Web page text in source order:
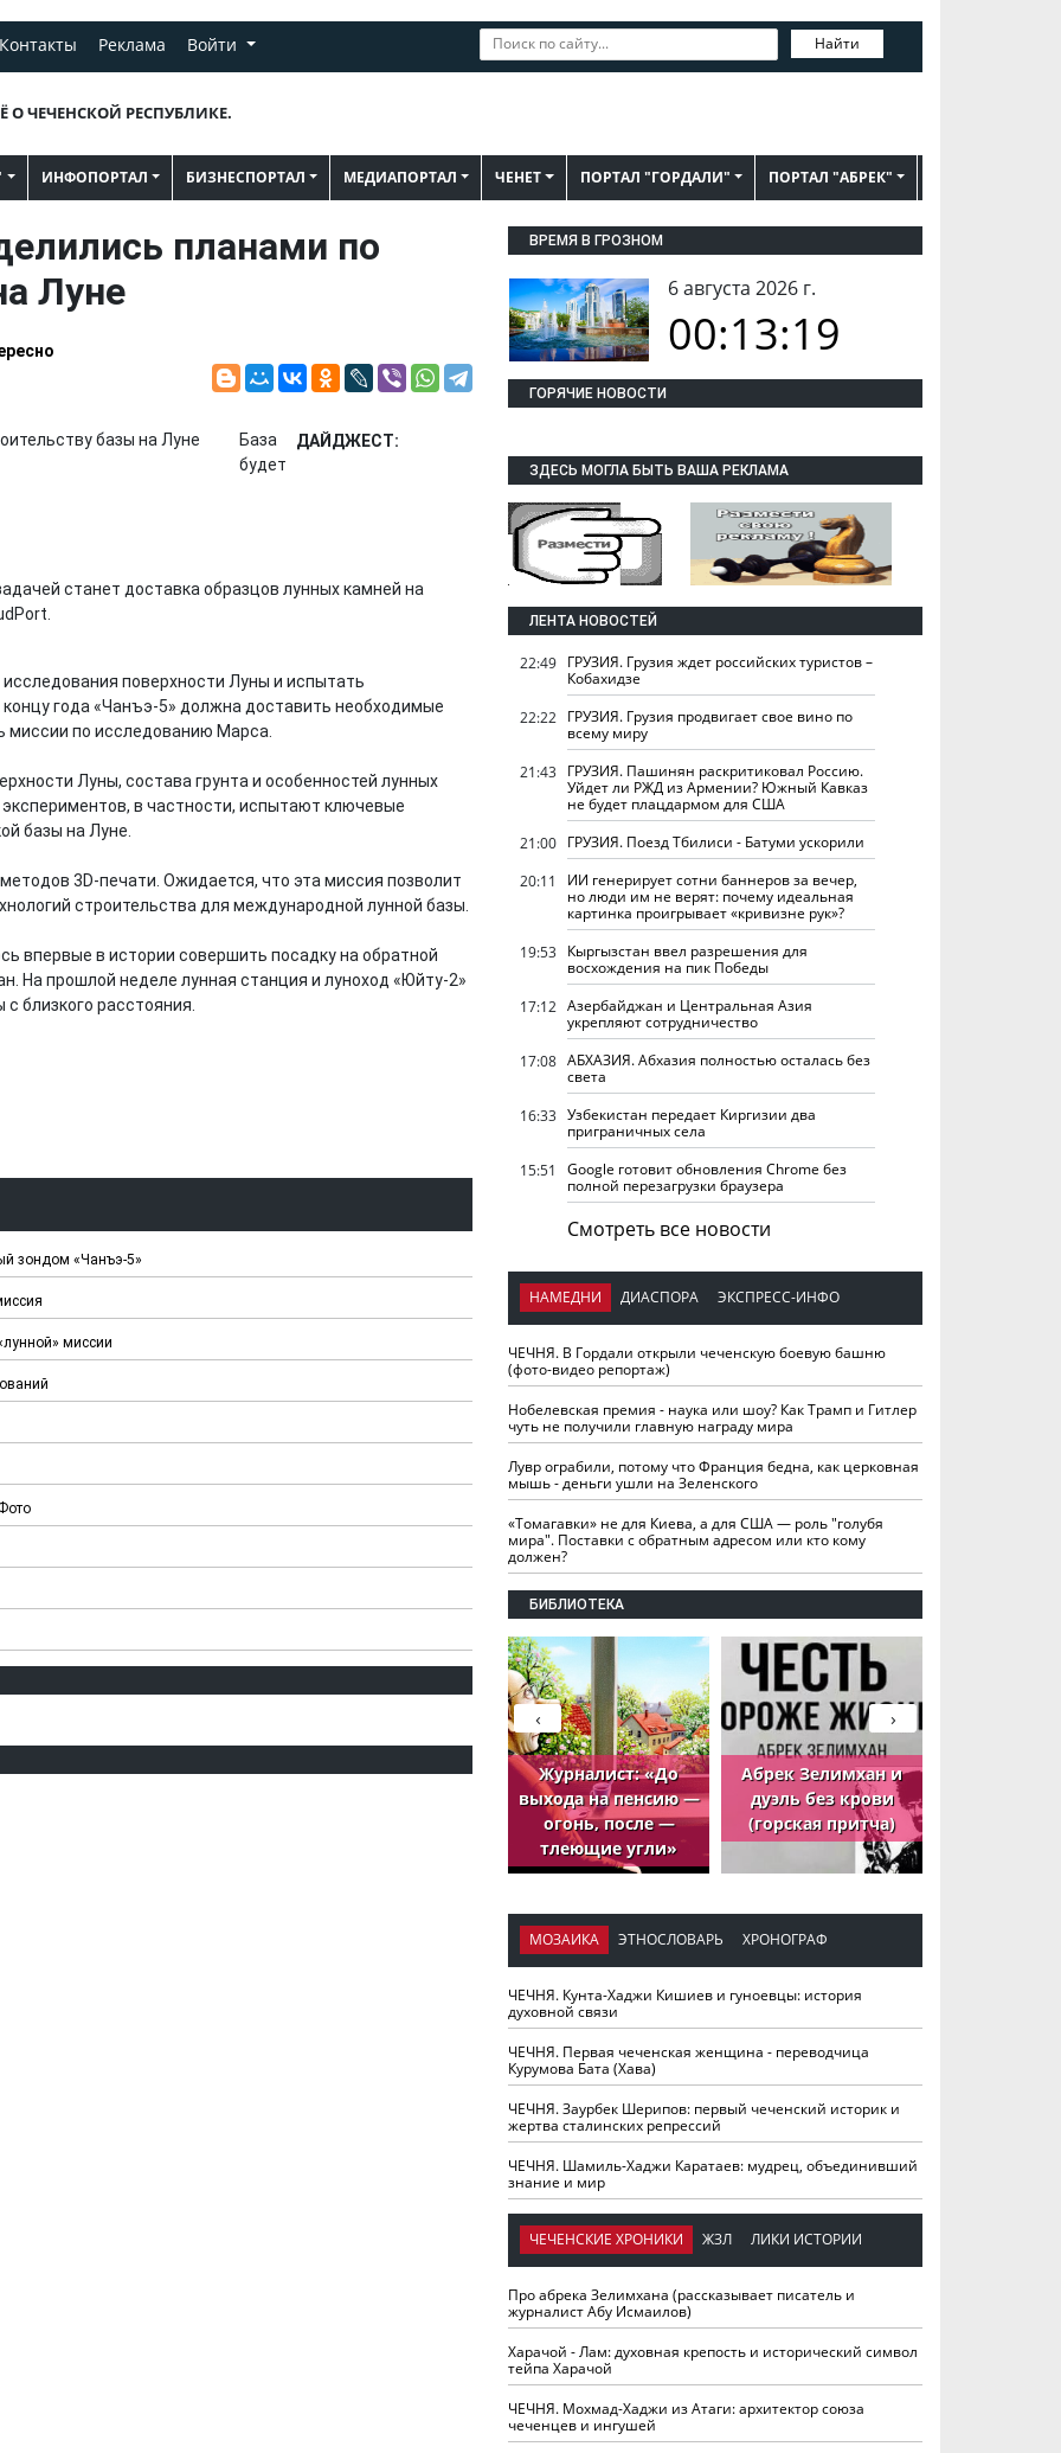
Контакты Реклама Войти Найти
О ЧЕЧЕНСКОЙ РЕСПУБЛИКЕ.
ИНФОПОРТАЛ БИЗНЕСПОРТАЛ МЕДИАПОРТАЛ ЧЕНЕТ ПОРТАЛ "ГОРДАЛИ" ПОРТАЛ "АБРЕК"
планами по
Луне
ДАЙДЖЕСТ:
База
будет
станет доставка образцов лунных камней на
поверхности Луны и испытать
года «Чанъэ-5» должна доставить необходимые
миссии по исследованию Марса.
Луны, состава грунта и особенностей лунных
в частности, испытают ключевые
базы на Луне.
3D-печати. Ожидается, что эта миссия позволит
строительства для международной лунной базы.
впервые в истории совершить посадку на обратной
На прошлой неделе лунная станция и луноход «Юйту-2»
близкого расстояния.
зондом «Чанъэ-5»
миссии
ВРЕМЯ В ГРОЗНОМ
6 августа 2026 г.
00:13:20
ГОРЯЧИЕ НОВОСТИ
ЗДЕСЬ МОГЛА БЫТЬ ВАША РЕКЛАМА
ЛЕНТА НОВОСТЕЙ
22:49 ГРУЗИЯ. Грузия ждет российских туристов –
Кобахидзе
22:22 ГРУЗИЯ. Грузия продвигает свое вино по
всему миру
21:43 ГРУЗИЯ. Пашинян раскритиковал Россию.
Уйдет ли РЖД из Армении? Южный Кавказ
не будет плацдармом для США
21:00 ГРУЗИЯ. Поезд Тбилиси - Батуми ускорили
20:11
ИИ генерирует сотни баннеров за вечер,
но люди им не верят: почему идеальная
картинка проигрывает «кривизне рук»?
19:53 Кыргызстан ввел разрешения для
восхождения на пик Победы
17:12 Азербайджан и Центральная Азия
укрепляют сотрудничество
17:08 АБХАЗИЯ. Абхазия полностью осталась без
света
16:33 Узбекистан передает Киргизии два
приграничных села
15:51
Google готовит обновления Chrome без
полной перезагрузки браузера
Смотреть все новости
НАМЕДНИ ДИАСПОРА ЭКСПРЕСС-ИНФО
ЧЕЧНЯ. В Гордали открыли чеченскую боевую башню
(фото-видео репортаж)
Нобелевская премия - наука или шоу? Как Трамп и Гитлер
чуть не получили главную награду мира
Лувр ограбили, потому что Франция бедна, как церковная
мышь - деньги ушли на Зеленского
«Томагавки» не для Киева, а для США — роль "голубя
мира". Поставки с обратным адресом или кто кому
должен?
БИБЛИОТЕКА
ЧЕЧНЯ. Обарг Варин
ЧЕЧНЯ. Хьаьжин
Журналист: «До
выхода на пенсию —
огонь, после —
тлеющие угли»
Абрек Зелимхан и
дуэль без крови
(горская притча)
›
‹
МОЗАИКА ЭТНОСЛОВАРЬ ХРОНОГРАФ
ЧЕЧНЯ. Кунта-Хаджи Кишиев и гуноевцы: история
духовной связи
ЧЕЧНЯ. Первая чеченская женщина - переводчица
Курумова Бата (Хава)
ЧЕЧНЯ. Заурбек Шерипов: первый чеченский историк и
жертва сталинских репрессий
ЧЕЧНЯ. Шамиль-Хаджи Каратаев: мудрец, объединивший
знание и мир
ЧЕЧЕНСКИЕ ХРОНИКИ ЖЗЛ ЛИКИ ИСТОРИИ
Про абрека Зелимхана (рассказывает писатель и
журналист Абу Исмаилов)
Харачой - Лам: духовная крепость и исторический символ
тейпа Харачой
ЧЕЧНЯ. Мохмад-Хаджи из Атаги: архитектор союза
чеченцев и ингушей